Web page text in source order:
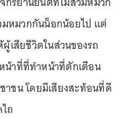
มหมวกกันน็อกน้อยไป แต่
เสียชีวิตในส่วนของรถ
น้าที่ที่ทำหน้าที่ตักเตือน
าชน โดยมีเสียงสะท้อนที่ดี
ถ